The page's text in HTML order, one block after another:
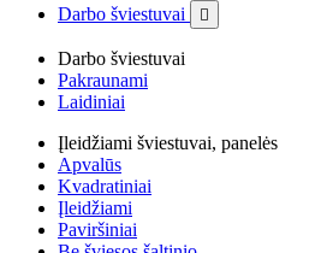
Darbo šviestuvai

Darbo šviestuvai
Pakraunami
Laidiniai
Įleidžiami šviestuvai, panelės
Apvalūs
Kvadratiniai
Įleidžiami
Paviršiniai